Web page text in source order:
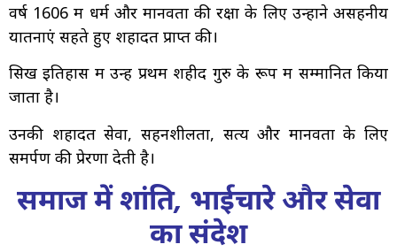
वर्ष 1606 में धर्म और मानवता की रक्षा के लिए उन्होंने असहनीय
यातनाएं सहते हुए शहादत प्राप्त की।
सिख इतिहास में उन्हें प्रथम शहीद गुरु के रूप में सम्मानित किया
जाता है।
उनकी शहादत सेवा, सहनशीलता, सत्य और मानवता के लिए
समर्पण की प्रेरणा देती है।
समाज में शांति, भाईचारे और सेवा
का संदेश